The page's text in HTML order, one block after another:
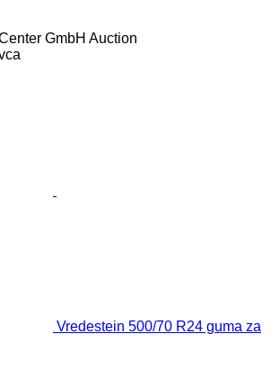
GmbH Auction
Vredestein 500/70 R24 guma za